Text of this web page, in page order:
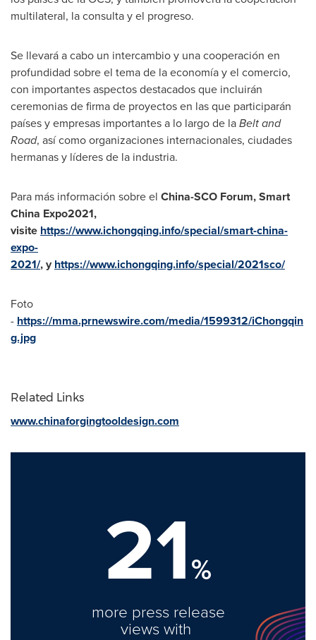
multilateral, la consulta y el progreso.
Se llevará a cabo un intercambio y una cooperación en
profundidad sobre el tema de la economía y el comercio,
con importantes aspectos destacados que incluirán
ceremonias de firma de proyectos en las que participarán
países y empresas importantes a lo largo de laBelt and
Road, así como organizaciones internacionales, ciudades
hermanas y líderes de la industria.
Para más información sobre el China-SCO Forum, Smart
China Expo2021,
visite https://www.ichongqing.info/special/smart-china-
expo-
2021/, y https://www.ichongqing.info/special/2021sco/
Foto
- https://mma.prnewswire.com/media/1599312/iChongqin
g.jpg
Related Links
www.chinaforgingtooldesign.com
21%
more press release
views with